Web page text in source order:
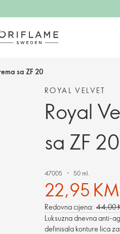
sa ZF 20
ROYAL VELVET
Royal
sa ZF 20
47005 50 ml.
22,95 KM
Redovna cijena: 44,00
Luksuzna dnevna anti-
definisala konture lica